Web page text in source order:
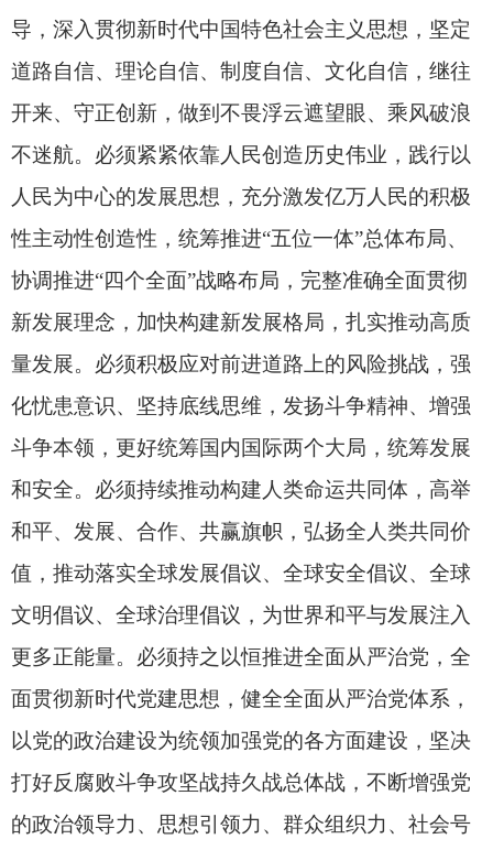
人民奋进新征程、建功新时代，奋力创造新的历史
辉煌。
李强在主持大会时指出，习近平总书记的重要
讲话，全面回顾总结了105年来中国共产党团结带
领全国各族人民走过的光辉历程、创造的伟大成
就，深刻揭示了中国共产党之所以能够不断铸就辉
煌的优秀特质，对新征程上全体中国共产党人坚定
力创造新的历史辉煌的伟大号召。习近平总书记的
重要讲话高屋建瓴、思想深邃、内涵丰富，为新时
代新征程实现党的中心任务进一步指明了方向、提
供了遵循。全党同志要认真学习领会，切实把讲话
精神贯彻落实到各项工作中去，弘扬伟大建党精
国建设、民族复兴伟业而不懈奋斗。
大会在雄壮的《国际歌》声中结束。
在京中共中央政治局委员、中央书记处书记，
中央军委副主席，全国人大常委会副委员长，国务